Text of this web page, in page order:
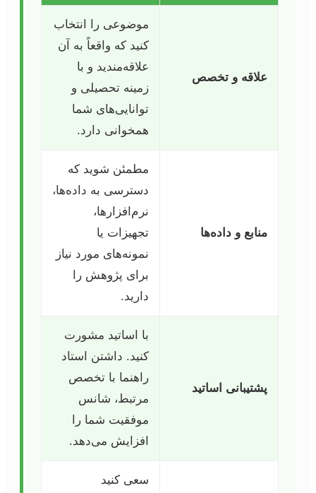
علاقه و تخصص
موضوعی را انتخاب
کنید که واقعاً به آن
علاقه‌مندید و با
زمینه تحصیلی و
توانایی‌های شما
همخوانی دارد.
منابع و داده‌ها
مطمئن شوید که
دسترسی به داده‌ها،
نرم‌افزارها،
تجهیزات یا
نمونه‌های مورد نیاز
برای پژوهش را
دارید.
پشتیبانی اساتید
با اساتید مشورت
کنید. داشتن استاد
راهنما با تخصص
مرتبط، شانس
موفقیت شما را
افزایش می‌دهد.
سعی کنید